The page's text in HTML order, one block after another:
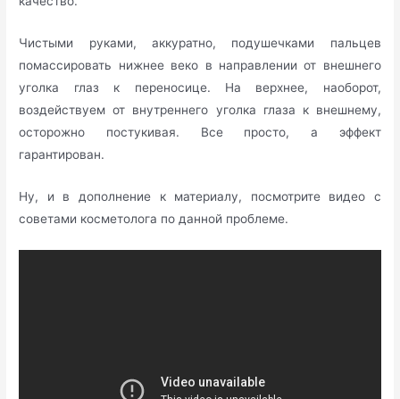
Чистыми руками, аккуратно, подушечками пальцев
помассировать нижнее веко в направлении от внешнего
уголка глаз к переносице. На верхнее, наоборот,
воздействуем от внутреннего уголка глаза к внешнему,
осторожно постукивая. Все просто, а эффект
гарантирован.
Ну, и в дополнение к материалу, посмотрите видео с
советами косметолога по данной проблеме.